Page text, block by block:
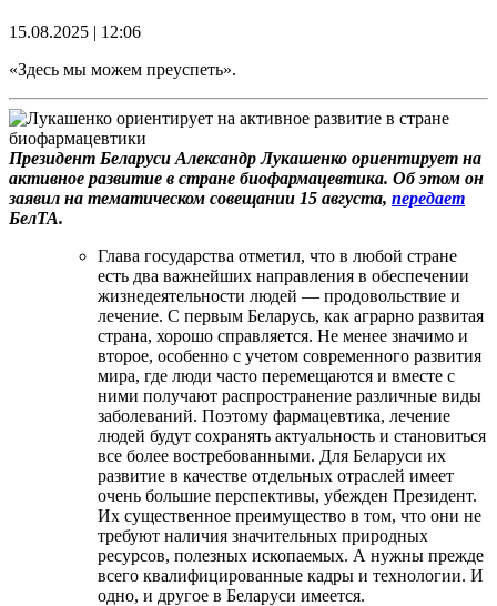
15.08.2025 | 12:06
«Здесь мы можем преуспеть».
Президент Беларуси Александр Лукашенко ориентирует на
активное развитие в стране биофармацевтика. Об этом он
заявил на тематическом совещании 15 августа, передает
БелТА.
Глава государства отметил, что в любой стране
есть два важнейших направления в обеспечении
жизнедеятельности людей — продовольствие и
лечение. С первым Беларусь, как аграрно развитая
страна, хорошо справляется. Не менее значимо и
второе, особенно с учетом современного развития
мира, где люди часто перемещаются и вместе с
ними получают распространение различные виды
заболеваний. Поэтому фармацевтика, лечение
людей будут сохранять актуальность и становиться
все более востребованными. Для Беларуси их
развитие в качестве отдельных отраслей имеет
очень большие перспективы, убежден Президент.
Их существенное преимущество в том, что они не
требуют наличия значительных природных
ресурсов, полезных ископаемых. А нужны прежде
всего квалифицированные кадры и технологии. И
одно, и другое в Беларуси имеется.